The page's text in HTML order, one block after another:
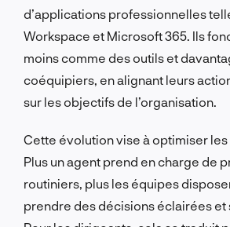
d’applications professionnelles
Workspace et Microsoft 365. Ils
moins comme des outils et
coéquipiers, en alignant leurs
sur les objectifs de l’organisation.
Cette évolution vise à optimiser
Plus un agent prend en charge de
routiniers, plus les équipes
prendre des décisions éclairées et